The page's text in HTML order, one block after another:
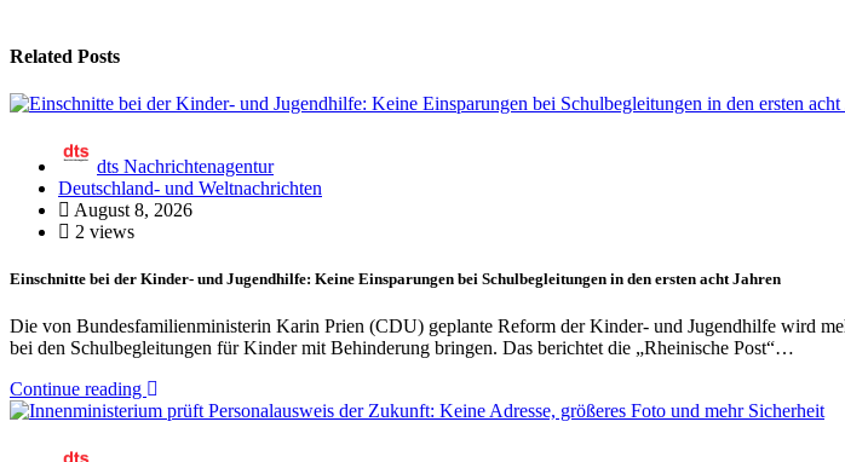
Related Posts
dts Nachrichtenagentur
Deutschland- und Weltnachrichten
August 8, 2026
2 views
Einschnitte bei der Kinder- und Jugendhilfe: Keine Einsparungen bei Schulbegleitungen in den ersten acht Jahren
Die von Bundesfamilienministerin Karin Prien (CDU) geplante Reform der Kinder- und Jugendhilfe wird
bei den Schulbegleitungen für Kinder mit Behinderung bringen. Das berichtet die „Rheinische Post“…
Continue reading